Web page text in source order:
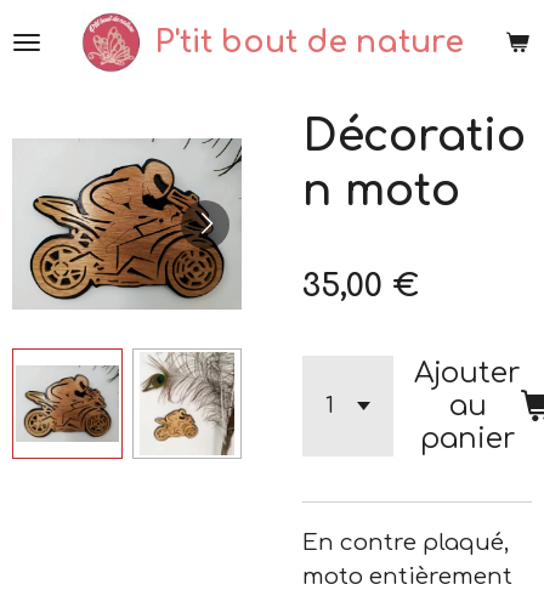
Passer
P'tit bout de nature
Décoratio
n moto
35,00 €
Ajouter
au
panier
En contre plaqué,
moto entièrement